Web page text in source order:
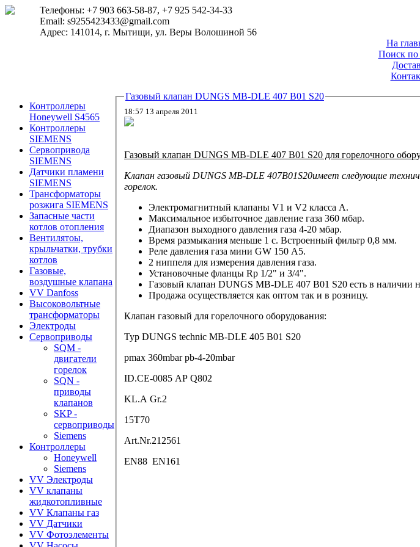
Телефоны: +7 903 663-58-87, +7 925 542-34-33
Email: s9255423433@gmail.com
Адрес: 141014, г. Мытищи, ул. Веры Волошиной 56
На
Поиск по
Контроллеры
Honeywell S4565
Контроллеры
SIEMENS
Сервопривода
SIEMENS
Датчики пламени
SIEMENS
Трансформаторы
розжига SIEMENS
Запасные части
котлов отопления
Вентилятоы,
крыльчатки, трубки
котлов
Газовые,
воздушные клапана
VV Danfoss
Высоковольтные
трансформаторы
Электроды
Сервоприводы
SQM -
двигатели
горелок
SQN -
приводы
клапанов
SKP -
сервоприводы
Siemens
Контроллеры
Honeywell
Siemens
VV Электроды
VV клапаны
жидкотопливные
VV Клапаны газ
VV Датчики
VV Фотоэлементы
Газовый клапан DUNGS MB-DLE 407 B01 S20
18:57 13 апреля 2011
Газовый клапан DUNGS MB-DLE 407 B01 S20 для горелочного
Клапан газовый DUNGS MB-DLE 407B01S20имеет следующие
горелок.
Электромагнитный клапаны V1 и V2 класса А.
Максимальное избыточное давление газа 360 мбар.
Диапазон выходного давления газа 4-20 мбар.
Время размыкания меньше 1 с. Встроенный фильтр 0,8 мм.
Реле давления газа мини GW 150 A5.
2 ниппеля для измерения давления газа.
Установочные фланцы Rp 1/2" и 3/4".
Газовый клапан DUNGS MB-DLE 407 B01 S20 есть в наличии
Продажа осуществляется как оптом так и в розницу.
Клапан газовый для горелочного оборудования:
Typ DUNGS technic MB-DLE 405 B01 S20
pmax 360mbar pb-4-20mbar
ID.CE-0085 AP Q802
KL.A Gr.2
15T70
Art.Nr.212561
EN88 EN161